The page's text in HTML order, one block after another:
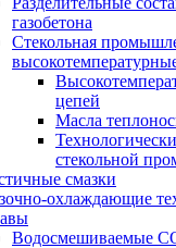
газобетона
Стекольная
цепей
Масла
стекольной
смазки
охлаждающие
Водосмешиваемые